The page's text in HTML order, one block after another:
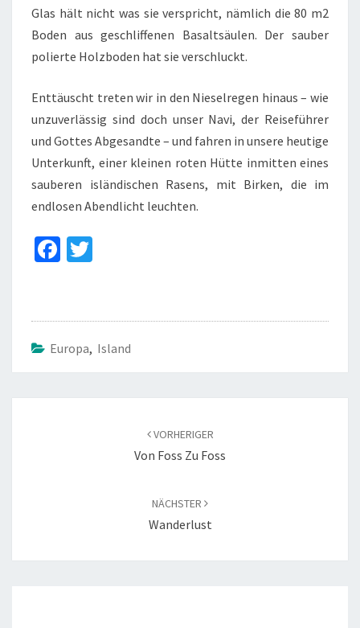
Glas hält nicht was sie verspricht, nämlich die 80 m2
Boden aus geschliffenen Basaltsäulen. Der sauber
polierte Holzboden hat sie verschluckt.
Enttäuscht treten wir in den Nieselregen hinaus – wie
unzuverlässig sind doch unser Navi, der Reiseführer
und Gottes Abgesandte – und fahren in unsere heutige
Unterkunft, einer kleinen roten Hütte inmitten eines
sauberen isländischen Rasens, mit Birken, die im
endlosen Abendlicht leuchten.
Fa
o
o
k
er
Europa, Island
VORHERIGER
Von Foss Zu Foss
NÄCHSTER
Wanderlust